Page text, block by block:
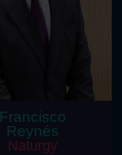
Francisco
Reynés
Naturgy